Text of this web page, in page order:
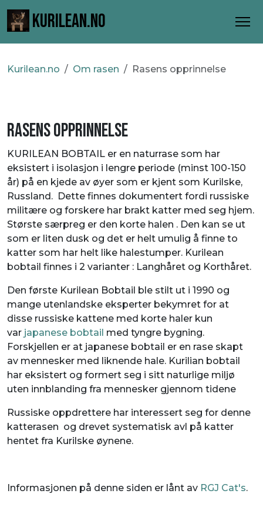
KURILEAN.NO
Kurilean.no Om rasen Rasens opprinnelse
RASENS OPPRINNELSE
KURILEAN BOBTAIL er en naturrase som har
eksistert i isolasjon i lengre periode (minst 100-150
år) på en kjede av øyer som er kjent som Kurilske,
Russland. Dette finnes dokumentert fordi russiske
militære og forskere har brakt katter med seg hjem.
Største særpreg er den korte halen . Den kan se ut
som er liten dusk og det er helt umulig å finne to
katter som har helt like halestumper. Kurilean
bobtail finnes i 2 varianter : Langhåret og Korthåret.
Den første Kurilean Bobtail ble stilt ut i 1990 og
mange utenlandske eksperter bekymret for at
disse russiske kattene med korte haler kun
var japanese bobtail med tyngre bygning.
Forskjellen er at japanese bobtail er en rase skapt
av mennesker med liknende hale. Kurilian bobtail
har eksistert og formert seg i sitt naturlige miljø
uten innblanding fra mennesker gjennom tidene
Russiske oppdrettere har interessert seg for denne
katterasen og drevet systematisk avl på katter
hentet fra Kurilske øynene.
Informasjonen på denne siden er lånt av RGJ Cat's.